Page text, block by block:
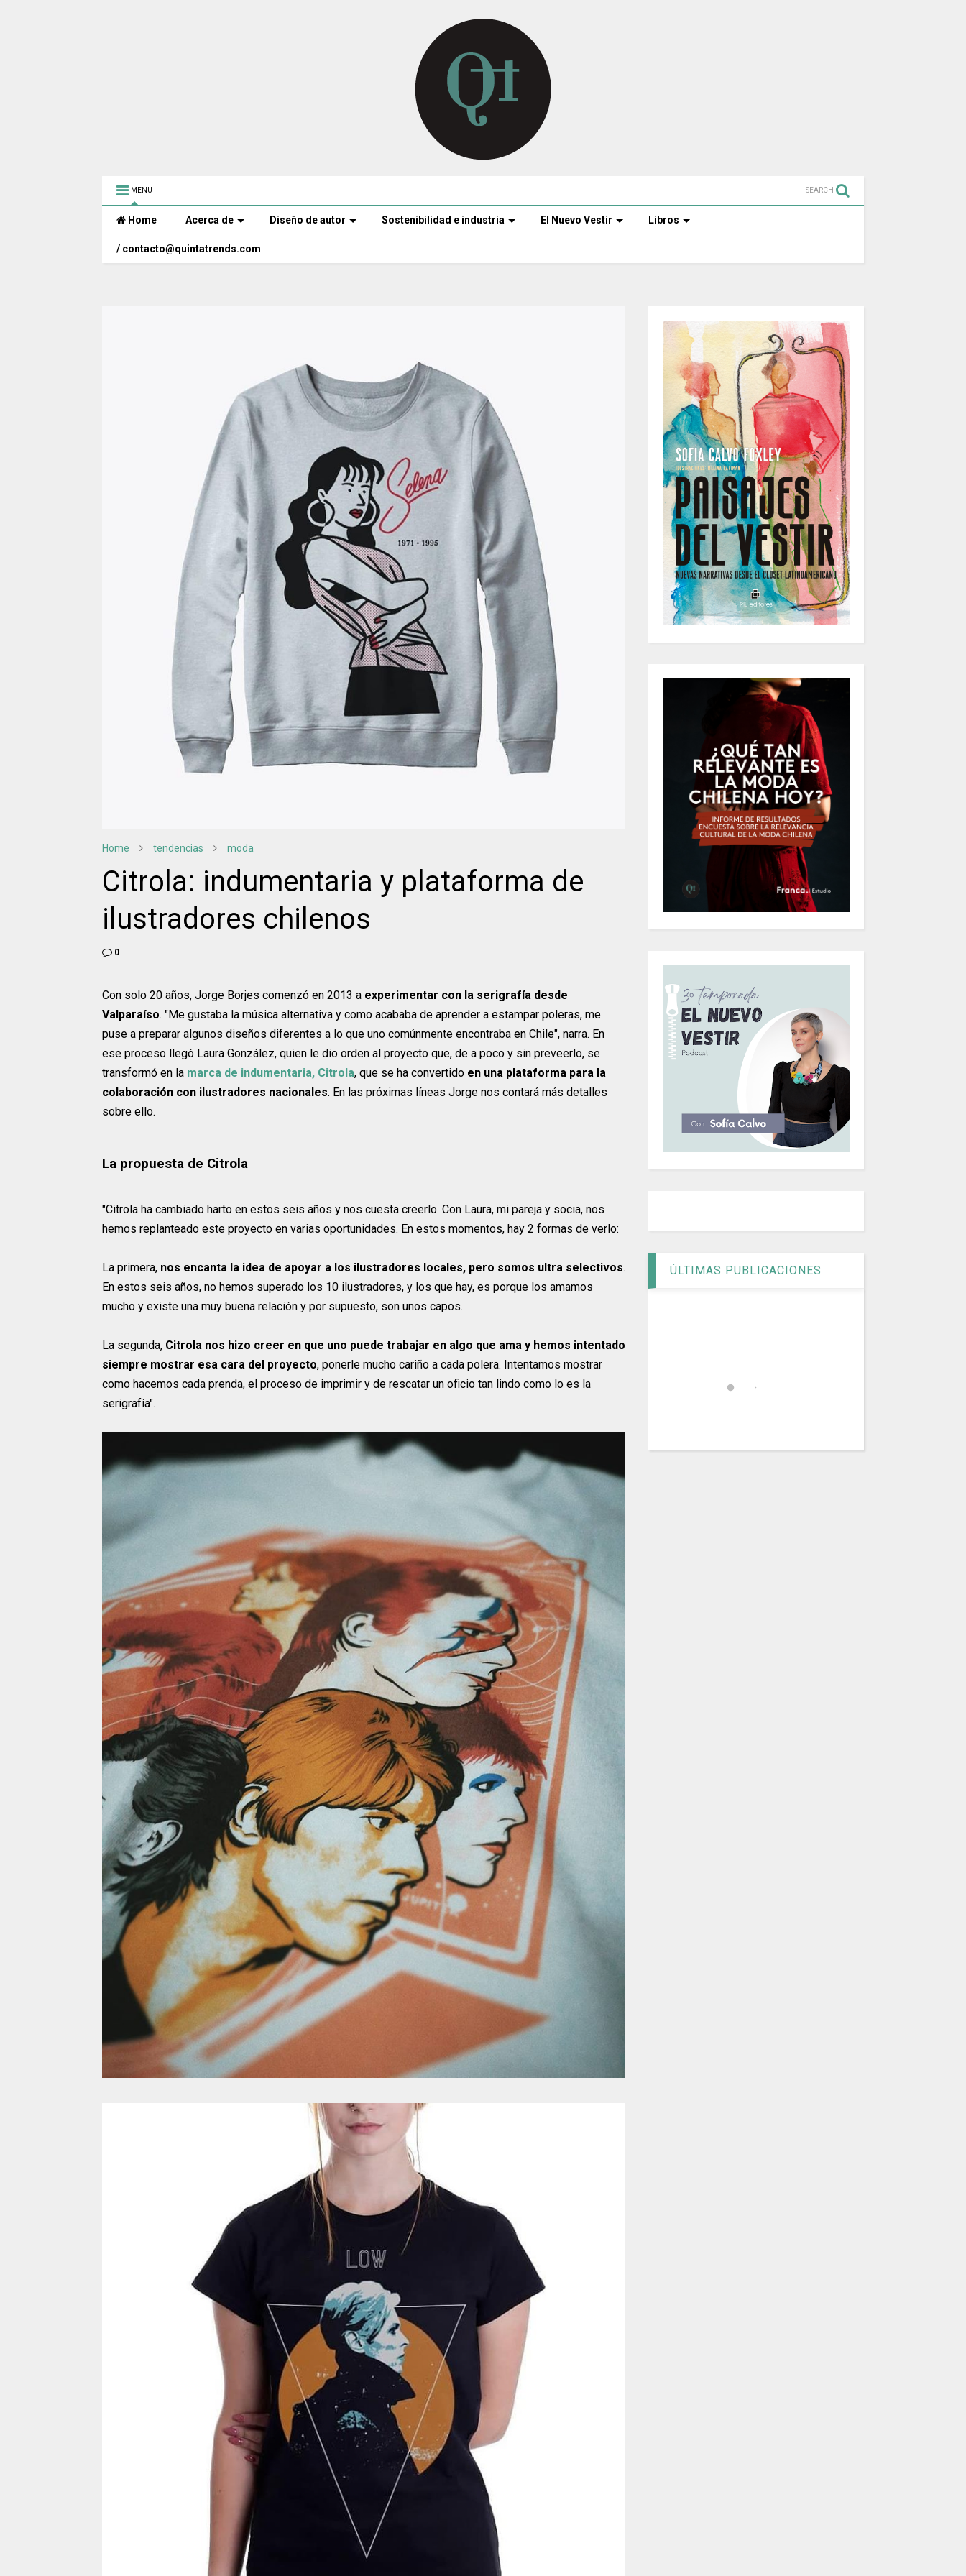
MENU SEARCH
Home Acerca de Diseño de autor Sostenibilidad e industria El Nuevo Vestir Libros
/ contacto@quintatrends.com
Home tendencias moda
Citrola: indumentaria y plataforma de
ilustradores chilenos
0
Con solo 20 años, Jorge Borjes comenzó en 2013 a experimentar con la serigrafía desde
Valparaíso. "Me gustaba la música alternativa y como acababa de aprender a estampar poleras, me
puse a preparar algunos diseños diferentes a lo que uno comúnmente encontraba en Chile", narra. En
ese proceso llegó Laura González, quien le dio orden al proyecto que, de a poco y sin preveerlo, se
transformó en la marca de indumentaria, Citrola, que se ha convertido en una plataforma para la
colaboración con ilustradores nacionales. En las próximas líneas Jorge nos contará más detalles
sobre ello.
La propuesta de Citrola
"Citrola ha cambiado harto en estos seis años y nos cuesta creerlo. Con Laura, mi pareja y socia, nos
hemos replanteado este proyecto en varias oportunidades. En estos momentos, hay 2 formas de verlo:
La primera, nos encanta la idea de apoyar a los ilustradores locales, pero somos ultra selectivos.
En estos seis años, no hemos superado los 10 ilustradores, y los que hay, es porque los amamos
mucho y existe una muy buena relación y por supuesto, son unos capos.
La segunda, Citrola nos hizo creer en que uno puede trabajar en algo que ama y hemos intentado
siempre mostrar esa cara del proyecto, ponerle mucho cariño a cada polera. Intentamos mostrar
como hacemos cada prenda, el proceso de imprimir y de rescatar un oficio tan lindo como lo es la
serigrafía".
ÚLTIMAS PUBLICACIONES